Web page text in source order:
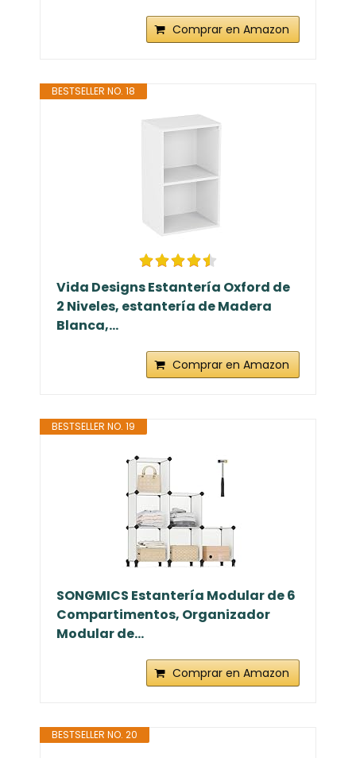
Comprar en Amazon
BESTSELLER NO. 18
Vida Designs Estantería Oxford de
2 Niveles, estantería de Madera
Blanca,...
Comprar en Amazon
BESTSELLER NO. 19
SONGMICS Estantería Modular de 6
Compartimentos, Organizador
Modular de...
Comprar en Amazon
BESTSELLER NO. 20